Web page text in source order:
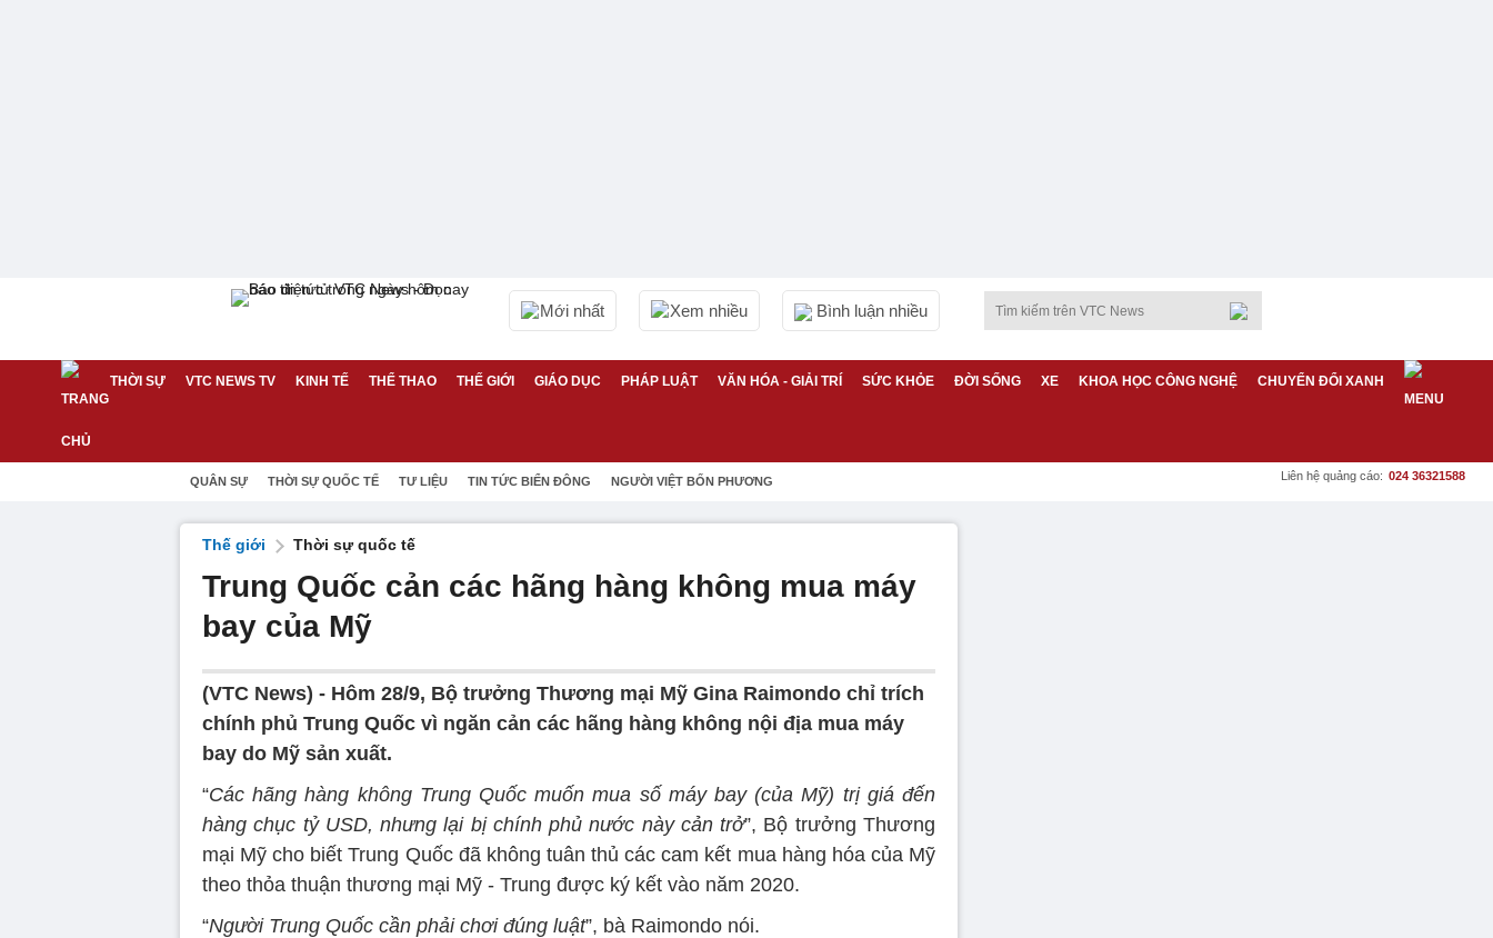
Mới nhất Xem nhiều Bình luận nhiều
THỜI SỰ VTC NEWS TV KINH TẾ THỂ THAO THẾ GIỚI GIÁO DỤC PHÁP LUẬT VĂN HÓA - GIẢI TRÍ SỨC KHỎE ĐỜI SỐNG XE KHOA HỌC CÔNG NGHỆ CHUYỂN ĐỔI XANH
QUÂN SỰ THỜI SỰ QUỐC TẾ TƯ LIỆU TIN TỨC BIỂN ĐÔNG NGƯỜI VIỆT BỐN PHƯƠNG Liên hệ quảng cáo: 024 36321588
Thế giới Thời sự quốc tế
Trung Quốc cản các hãng hàng không mua máy
bay của Mỹ
(VTC News) - Hôm 28/9, Bộ trưởng Thương mại Mỹ Gina Raimondo chỉ trích
chính phủ Trung Quốc vì ngăn cản các hãng hàng không nội địa mua máy
bay do Mỹ sản xuất.
“Các hãng hàng không Trung Quốc muốn mua số máy bay (của Mỹ) trị giá đến
hàng chục tỷ USD, nhưng lại bị chính phủ nước này cản trở”, Bộ trưởng Thương
mại Mỹ cho biết Trung Quốc đã không tuân thủ các cam kết mua hàng hóa của Mỹ
theo thỏa thuận thương mại Mỹ - Trung được ký kết vào năm 2020.
“Người Trung Quốc cần phải chơi đúng luật”, bà Raimondo nói.